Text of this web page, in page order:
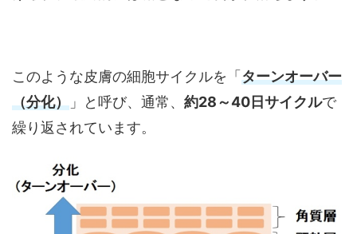
このような皮膚の細胞サイクルを「 ターンオーバー
（分化） 」と呼び、通常、 約28～40日サイクルで
繰り返されています。